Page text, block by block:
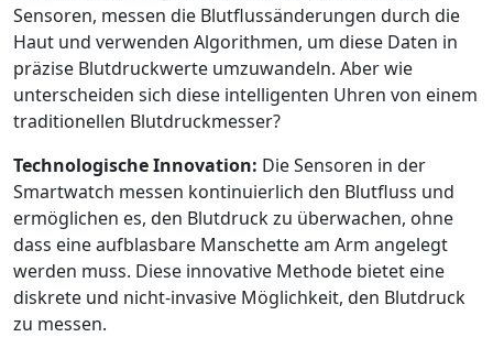
Sensoren, messen die Blutflussänderungen durch die
Haut und verwenden Algorithmen, um diese Daten in
präzise Blutdruckwerte umzuwandeln. Aber wie
unterscheiden sich diese intelligenten Uhren von einem
traditionellen Blutdruckmesser?
Technologische Innovation: Die Sensoren in der
Smartwatch messen kontinuierlich den Blutfluss und
ermöglichen es, den Blutdruck zu überwachen, ohne
dass eine aufblasbare Manschette am Arm angelegt
werden muss. Diese innovative Methode bietet eine
diskrete und nicht-invasive Möglichkeit, den Blutdruck
zu messen.